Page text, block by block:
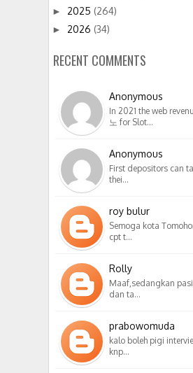
► 2025 (264)
► 2026 (34)
RECENT COMMENTS
Anonymous
In 2021 the web
노 for Slot…
Anonymous
First depositors can
thei…
roy bulur
Semoga kota
cpt t…
Rolly
Maaf,sedangkan
dan ta…
prabowomuda
kalo boleh pigi
knp…